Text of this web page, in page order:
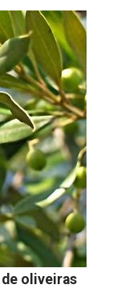
oliveiras